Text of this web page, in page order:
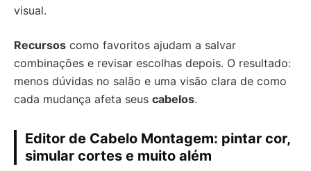
visual.
Recursos como favoritos ajudam a salvar
combinações e revisar escolhas depois. O resultado:
menos dúvidas no salão e uma visão clara de como
cada mudança afeta seus cabelos.
Editor de Cabelo Montagem: pintar cor,
simular cortes e muito além